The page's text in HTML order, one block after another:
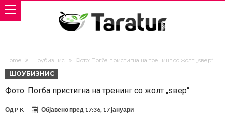
Home Шоубизнис Фото: Погба пристигна на тренинг со жолт „ѕвер“
ШОУБИЗНИС
Фото: Погба пристигна на тренинг со жолт „ѕвер“
Од P K Објавено пред 17:36, 17 јануари